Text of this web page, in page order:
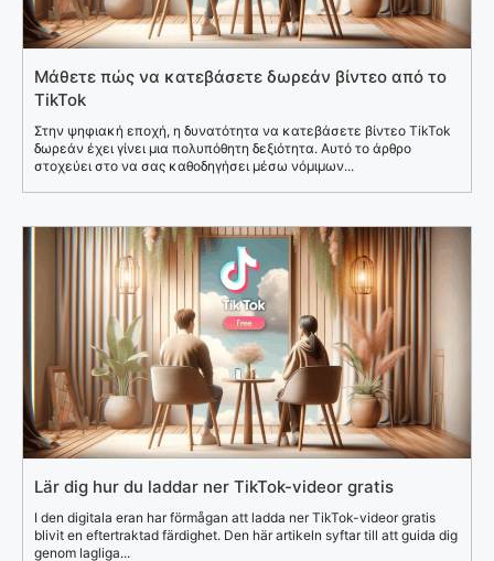
Μάθετε πώς να κατεβάσετε δωρεάν βίντεο από το
TikTok
Στην ψηφιακή εποχή, η δυνατότητα να κατεβάσετε βίντεο TikTok
δωρεάν έχει γίνει μια πολυπόθητη δεξιότητα. Αυτό το άρθρο
στοχεύει στο να σας καθοδηγήσει μέσω νόμιμων...
Lär dig hur du laddar ner TikTok-videor gratis
I den digitala eran har förmågan att ladda ner TikTok-videor gratis
blivit en eftertraktad färdighet. Den här artikeln syftar till att guida dig
genom lagliga...